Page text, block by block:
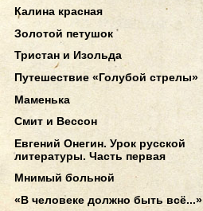
Калина красная
Золотой петушок
Тристан и Изольда
Путешествие «Голубой стрелы»
Маменька
Смит и Вессон
Евгений Онегин. Урок русской
литературы. Часть первая
Мнимый больной
«В человеке должно быть всё...»